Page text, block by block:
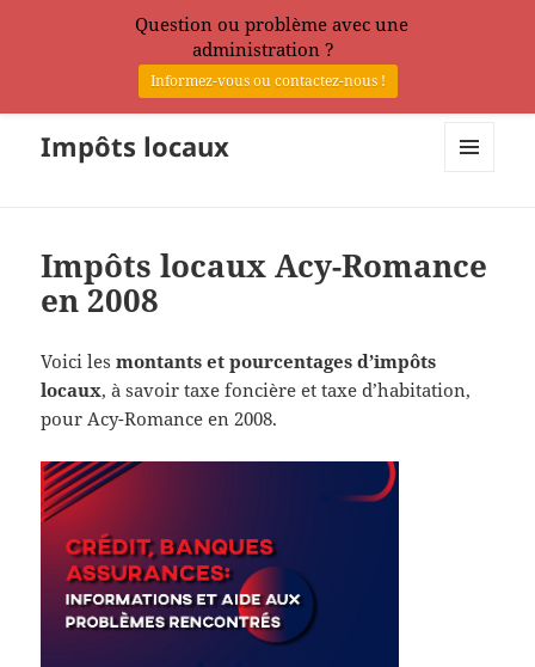
Impôts locaux
Impôts locaux Acy-Romance
en 2008
Voici lesmontants et pourcentages d’impôts
locaux, à savoir taxe foncière et taxe d’habitation,
pour Acy-Romance en 2008.
Question ou problème avec une
administration ?
Informez-vous ou contactez-nous !